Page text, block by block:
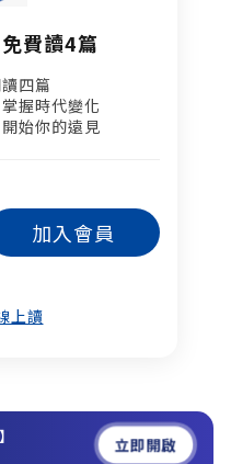
費讀4篇
四篇​
握時代變化​
始你的遠見
加入會員
上讀
立即開啟